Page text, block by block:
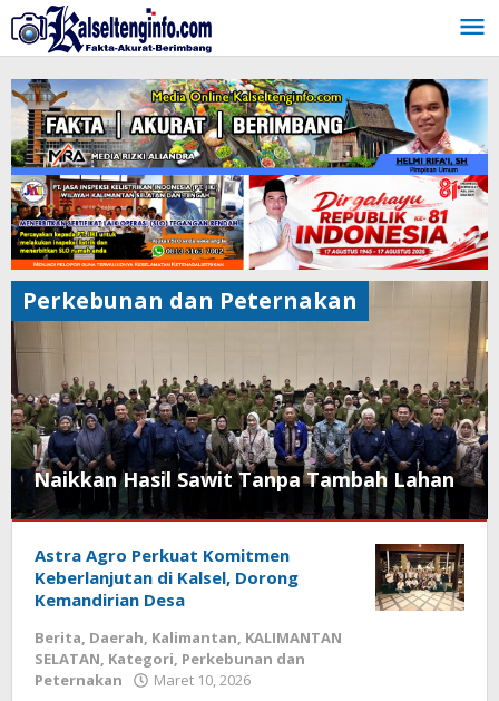
Lewati
ke
konten
Naikkan Hasil Sawit Tanpa Tambah Lahan
Daerah,
Kalimantan,
KALIMANTAN
Kategori,
Perkebunan
dan
Perkebunan dan Peternakan
Astra Agro Perkuat Komitmen
Keberlanjutan di Kalsel, Dorong
Kemandirian Desa
Berita, Daerah, Kalimantan, KALIMANTAN
SELATAN, Kategori, Perkebunan dan
Peternakan
Maret 10, 2026